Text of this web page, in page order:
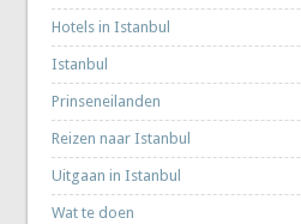
Hotels in Istanbul
Istanbul
Prinseneilanden
Reizen naar Istanbul
Uitgaan in Istanbul
Wat te doen